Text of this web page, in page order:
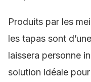
Produits par les
les tapas sont
laissera personne
solution idéale